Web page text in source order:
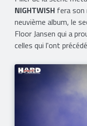
NIGHTWISH fera son
neuvième album, le
Floor Jansen qui a
celles qui l'ont